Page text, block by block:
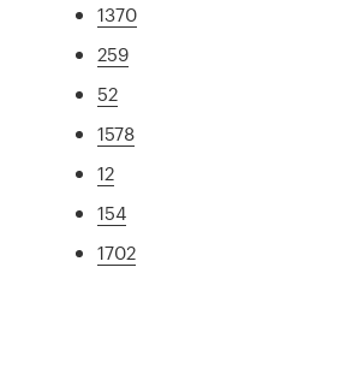
1370
259
52
1578
12
154
1702